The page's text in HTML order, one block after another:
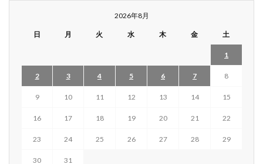
2026年8月
日 月 火 水 木 金 土
1
2 3 4 5 6 7 8
9 10 11 12 13 14 15
16 17 18 19 20 21 22
23 24 25 26 27 28 29
30 31